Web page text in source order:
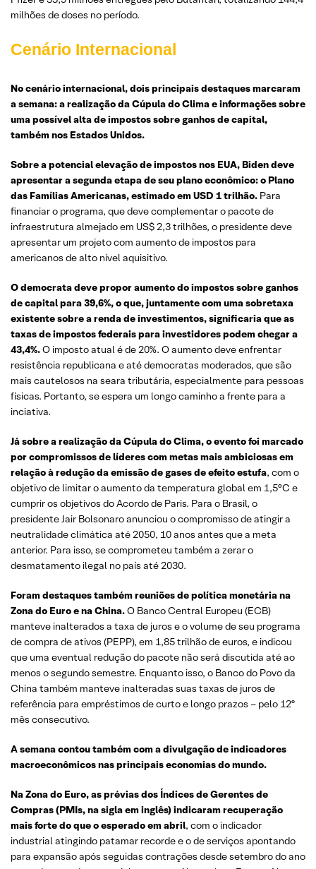
milhões de doses no período.
Cenário Internacional
No cenário internacional, dois principais destaques marcaram
a semana: a realização da Cúpula do Climae informações sobre
uma possível alta de impostos sobre ganhos de capital,
também nos Estados Unidos.
Sobre a potencial elevação de impostos nos EUA, Biden deve
apresentar a segunda etapa de seu plano econômico: o Plano
das Famílias Americanas, estimado em USD 1 trilhão. Para
financiar o programa, que deve complementar o pacote de
infraestrutura almejado em US$ 2,3 trilhões, o presidente deve
apresentar um projeto com aumento de impostos para
americanos de alto nível aquisitivo.
O democrata deve propor aumento do impostos sobre ganhos
de capital para 39,6%, o que, juntamente com uma sobretaxa
existente sobre a renda de investimentos, significaria que as
taxas de impostos federais para investidores podem chegar a
43,4%.O imposto atual é de 20%. O aumento deve enfrentar
resistência republicana e até democratas moderados, que são
mais cautelosos na seara tributária, especialmente para pessoas
físicas. Portanto, se espera um longo caminho a frente para a
inciativa.
Já sobre a realização da Cúpula do Clima, o evento foi marcado
por compromissos de líderes com metas mais ambiciosas em
relação à redução da emissão de gases de efeito estufa, com o
objetivo de limitar o aumento da temperatura global em 1,5°C e
cumprir os objetivos do Acordo de Paris. Para o Brasil, o
presidente Jair Bolsonaro anunciou o compromisso de atingir a
neutralidade climática até 2050, 10 anos antes que a meta
anterior. Para isso, se comprometeu também a zerar o
desmatamento ilegal no país até 2030.
Foram destaques também reuniões de política monetária na
Zona do Euro e na China.O Banco Central Europeu (ECB)
manteve inalterados a taxa de juros e o volume de seu programa
de compra de ativos (PEPP), em 1,85 trilhão de euros, e indicou
que uma eventual redução do pacote não será discutida até ao
menos o segundo semestre. Enquanto isso, o Banco do Povo da
China também manteve inalteradas suas taxas de juros de
referência para empréstimos de curto e longo prazos – pelo 12º
mês consecutivo.
A semana contou também com a divulgação de indicadores
macroeconômicos nas principais economias do mundo.
Na Zona do Euro, as prévias dos Índices de Gerentes de
Compras (PMIs, na sigla em inglês) indicaram recuperação
mais forte do que o esperado em abril, com o indicador
industrial atingindo patamar recorde e o de serviços apontando
para expansão após seguidas contrações desde setembro do ano